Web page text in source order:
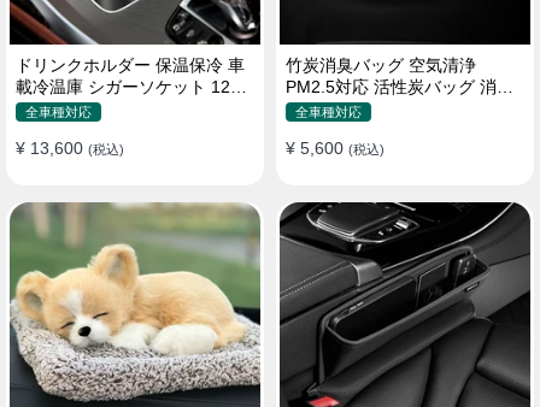
ドリンクホルダー 保温保冷 車
載冷温庫 シガーソケット 12V
車用 車中泊
全車種対応
¥ 13,600 (税込)
竹炭消臭バッグ 空気清浄
PM2.5対応 活性炭バッグ 消臭
車用 デオドラント 繰り返し使
全車種対応
¥ 5,600 (税込)